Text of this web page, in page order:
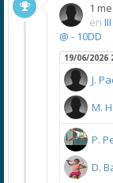
1
en
@ - 10DD
19/06/2026
J.
M.
P.
D.